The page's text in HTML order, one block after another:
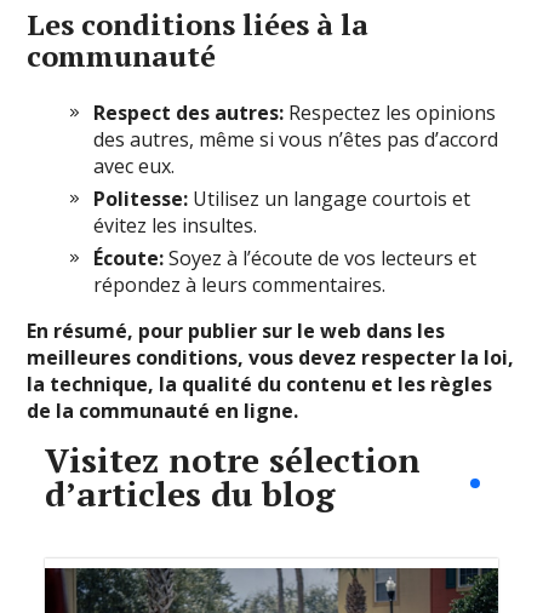
Les conditions liées à la
communauté
Respect des autres: Respectez les opinions
des autres, même si vous n’êtes pas d’accord
avec eux.
Politesse: Utilisez un langage courtois et
évitez les insultes.
Écoute:Soyez à l’écoute de vos lecteurs et
répondez à leurs commentaires.
En résumé, pour publier sur le web dans les
meilleures conditions, vous devez respecter la loi,
la technique, la qualité du contenu et les règles
de la communauté en ligne.
Visitez notre sélection
d’articles du blog